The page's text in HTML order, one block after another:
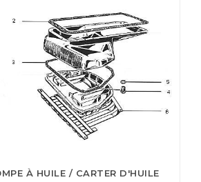
À HUILE / CARTER D'HUILE